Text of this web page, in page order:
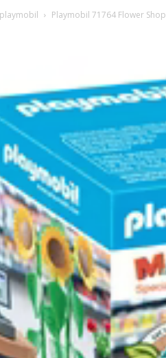
playmobil Playmobil 71764 Flower Shop